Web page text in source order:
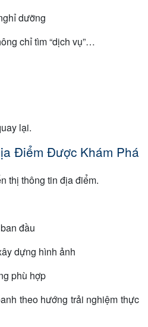
dưỡng
chỉ tìm “dịch vụ”…
lại.
Điểm Được Khám Phá
thị thông tin địa điểm.
đầu
dựng hình ảnh
phù hợp
theo hướng trải nghiệm thực